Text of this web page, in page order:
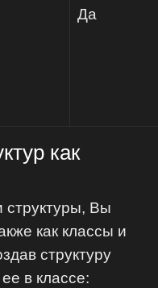
Да
как
структуры, Вы
как классы и
структуру
в классе: